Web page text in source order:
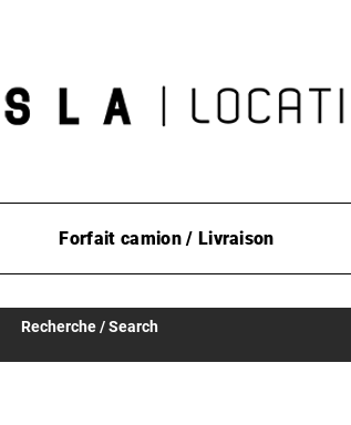
Forfait camion / Livraison